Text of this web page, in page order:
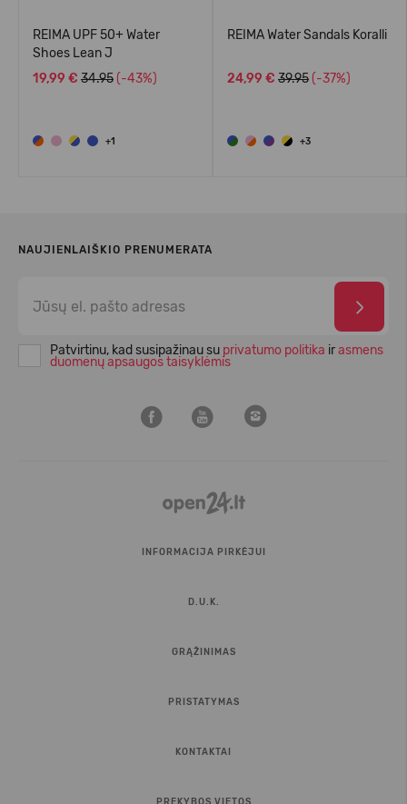
REIMA UPF 50+ Water
Shoes Lean J
19,99 € 34.95 (-43%)
+1
REIMA Water Sandals Koralli
24,99 € 39.95 (-37%)
+3
NAUJIENLAIŠKIO PRENUMERATA
Patvirtinu, kad susipažinau su privatumo politika irasmens
duomenų apsaugos taisyklėmis
INFORMACIJA PIRKĖJUI
D.U.K.
GRĄŽINIMAS
PRISTATYMAS
KONTAKTAI